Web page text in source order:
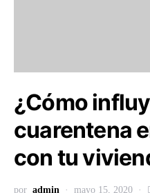
¿Cómo
cuarentena
con tu
por admin mayo 15, 2020